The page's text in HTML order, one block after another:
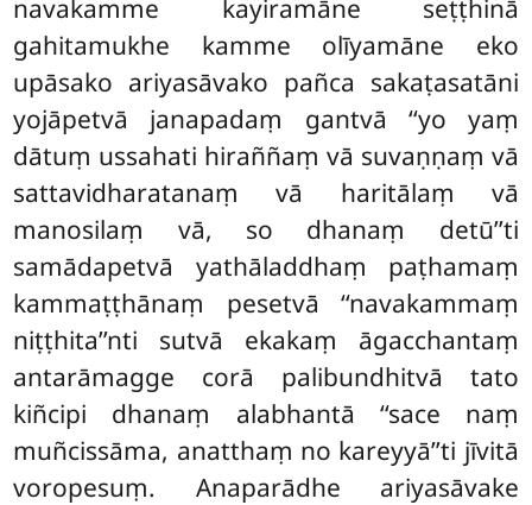
navakamme kayiramāne seṭṭhinā
gahitamukhe kamme olīyamāne eko
upāsako ariyasāvako pañca sakaṭasatāni
yojāpetvā janapadaṃ gantvā ‘‘yo yaṃ
dātuṃ ussahati hiraññaṃ vā suvaṇṇaṃ vā
sattavidharatanaṃ vā haritālaṃ vā
manosilaṃ vā, so dhanaṃ detū’’ti
samādapetvā yathāladdhaṃ paṭhamaṃ
kammaṭṭhānaṃ pesetvā ‘‘navakammaṃ
niṭṭhita’’nti sutvā ekakaṃ āgacchantaṃ
antarāmagge corā palibundhitvā tato
kiñcipi dhanaṃ alabhantā ‘‘sace naṃ
muñcissāma, anatthaṃ no kareyyā’’ti jīvitā
voropesuṃ. Anaparādhe ariyasāvake